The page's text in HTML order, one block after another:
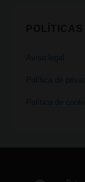
Aviso legal
Política de
Política de